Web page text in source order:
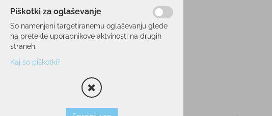
TEK/TRENING
OBUTEV
OBUTEV ZA GORSKI TEK
OSTALA ŠPORTNA OBUTEV
35 %
Piškotki za oglaševanje
So namenjeni targetiranemu oglaševanju glede
na pretekle uporabnikove aktvinosti na drugih
straneh.
Kaj so piškotki?